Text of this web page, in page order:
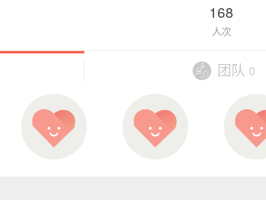
168
人次
团队 0